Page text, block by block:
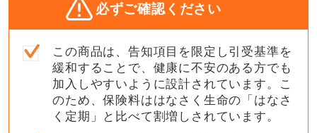
必ずご確認ください
この商品は、告知項目を限定し引受基準を
緩和することで、健康に不安のある方でも
加入しやすいように設計されています。こ
のため、保険料ははなさく生命の「はなさ
く定期」と比べて割増しされています。